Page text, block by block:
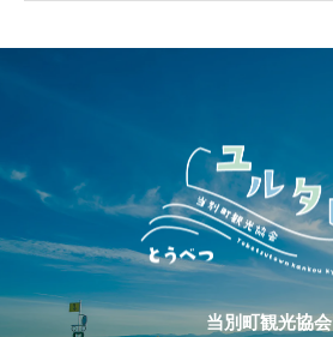
当別町観光協会